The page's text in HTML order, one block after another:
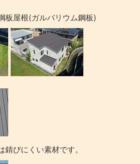
板屋根(ガルバリウム鋼板)
錆びにくい素材です。